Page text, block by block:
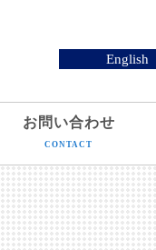
English
お問い合わせ
CONTACT